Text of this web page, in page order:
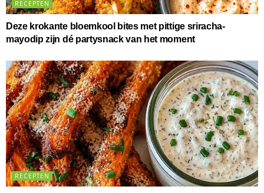
RECEPTEN
Deze krokante bloemkool bites met pittige sriracha-
mayodip zijn dé partysnack van het moment
RECEPTEN